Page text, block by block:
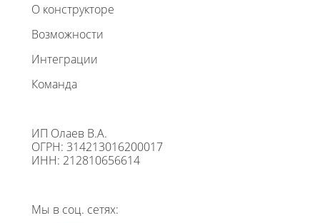
О конструкторе
Возможности
Интеграции
Команда
ИП Олаев В.А.
ОГРН: 314213016200017
ИНН: 212810656614
Мы в соц. сетях: